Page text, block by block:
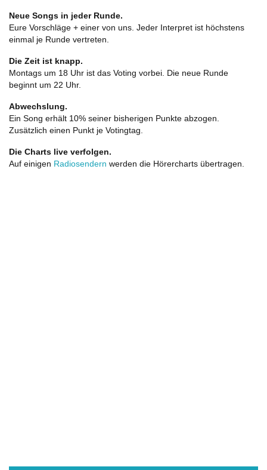
Neue Songs in jeder Runde.
Eure Vorschläge + einer von uns. Jeder Interpret ist höchstens
einmal je Runde vertreten.
Die Zeit ist knapp.
Montags um 18 Uhr ist das Voting vorbei. Die neue Runde
beginnt um 22 Uhr.
Abwechslung.
Ein Song erhält 10% seiner bisherigen Punkte abzogen.
Zusätzlich einen Punkt je Votingtag.
Die Charts live verfolgen.
Auf einigen Radiosendern werden die Hörercharts übertragen.